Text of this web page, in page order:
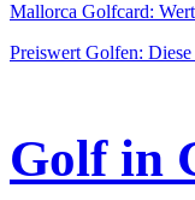
Mallorca Golfcard:
Preiswert Golfen:
Golf in